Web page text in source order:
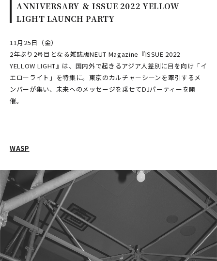
ANNIVERSARY ＆ ISSUE 2022 YELLOW
LIGHT LAUNCH PARTY
11月25日（金）
2年ぶり2号目となる雑誌版NEUT Magazine『ISSUE 2022
YELLOW LIGHT』は、国内外で起きるアジア人差別に目を向け「イ
エローライト」を特集に。東京のカルチャーシーンを牽引するメ
ンバーが集い、未来へのメッセージを乗せてDJパーティーを開
催。
WASP